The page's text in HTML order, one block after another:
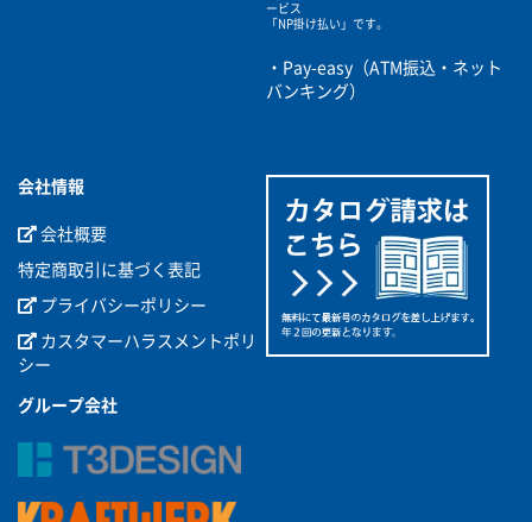
ービス
「NP掛け払い」です。
・Pay-easy（ATM振込・ネット
バンキング）
会社情報
会社概要
特定商取引に基づく表記
プライバシーポリシー
カスタマーハラスメントポリ
シー
グループ会社